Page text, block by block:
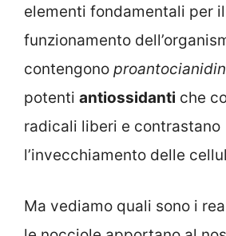
elementi fondamentali per
funzionamento
contengono
potenti antiossidanti che
radicali liberi e contrastano
l’invecchiamento delle
Ma vediamo quali sono i